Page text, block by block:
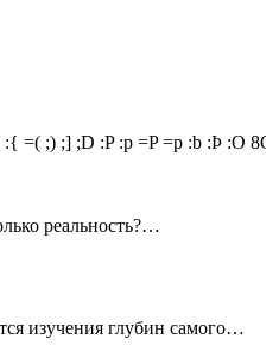
:{ =( ;) ;] ;D :P :p =P =p :b :Þ :O
реальность?…
изучения глубин самого…